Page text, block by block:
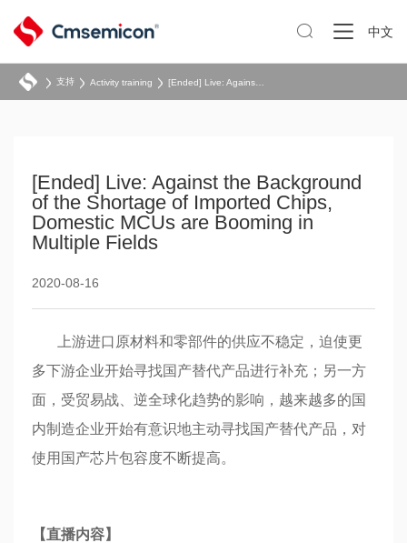
 中文
支持 Activity training
[Ended] Live: Against the Background
of the Shortage of Imported Chips,
Domestic MCUs are Booming in
Multiple Fields
2020-08-16
上游进口原材料和零部件的供应不稳定，迫使更
多下游企业开始寻找国产替代产品进行补充；另一方
面，受贸易战、逆全球化趋势的影响，越来越多的国
内制造企业开始有意识地主动寻找国产替代产品，对
使用国产芯片包容度不断提高。
【直播内容】